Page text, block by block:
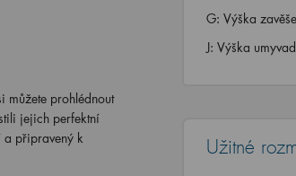
můžete prohlédnout
jejich perfektní
a připravený k
G: Výška
J: Výška
Užitné